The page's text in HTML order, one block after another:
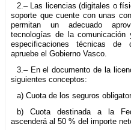
2.– Las licencias (digitales o
soporte que cuente con unas
permitan un adecuado
tecnologías de la
especificaciones técnicas de
apruebe el Gobierno Vasco.
3.– En el documento de la
siguientes conceptos:
a) Cuota de los seguros
b) Cuota destinada a la
ascenderá al 50 % del importe